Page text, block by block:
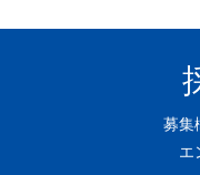
募集
エ